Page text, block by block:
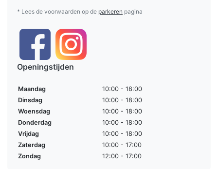
* Lees de voorwaarden op de parkeren pagina
Openingstijden
Maandag
10:00 - 18:00
Dinsdag
10:00 - 18:00
Woensdag
10:00 - 18:00
Donderdag
10:00 - 18:00
Vrijdag
10:00 - 18:00
Zaterdag
10:00 - 17:00
Zondag
12:00 - 17:00